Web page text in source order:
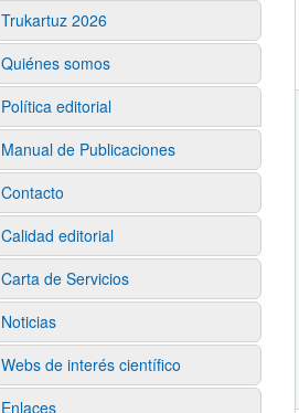
Trukartuz 2026
Quiénes somos
Política editorial
Manual de Publicaciones
Contacto
Calidad editorial
Carta de Servicios
Noticias
Webs de interés científico
Enlaces